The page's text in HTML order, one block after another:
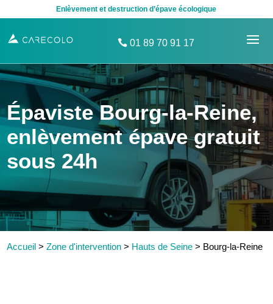
Enlèvement et destruction d’épave écologique
01 89 70 91 17
Épaviste Bourg-la-Reine,
enlèvement épave gratuit
sous 24h
Accueil >Zone d'intervention > Hauts de Seine > Bourg-la-Reine